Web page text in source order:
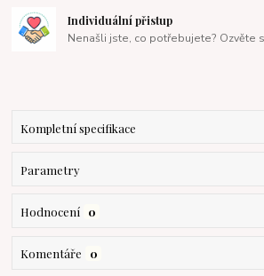
Individuální přistup
Nenašli jste, co potřebujete? Ozvěte
Kompletní specifikace
Parametry
Hodnocení 0
Komentáře 0